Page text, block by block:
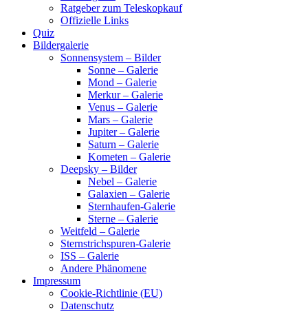
Ratgeber zum Teleskopkauf
Offizielle Links
Quiz
Bildergalerie
Sonnensystem – Bilder
Sonne – Galerie
Mond – Galerie
Merkur – Galerie
Venus – Galerie
Mars – Galerie
Jupiter – Galerie
Saturn – Galerie
Kometen – Galerie
Deepsky – Bilder
Nebel – Galerie
Galaxien – Galerie
Sternhaufen-Galerie
Sterne – Galerie
Weitfeld – Galerie
Sternstrichspuren-Galerie
ISS – Galerie
Andere Phänomene
Impressum
Cookie-Richtlinie (EU)
Datenschutz